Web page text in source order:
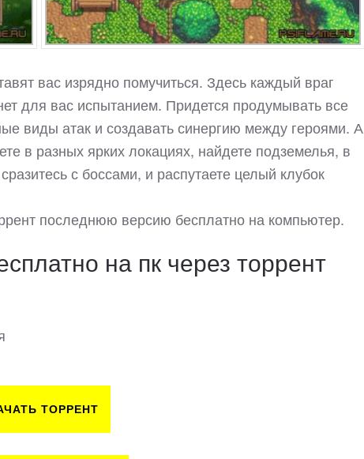
вас изрядно помучиться. Здесь каждый враг
для вас испытанием. Придется продумывать все
виды атак и создавать синергию между героями. А
в разных ярких локациях, найдете подземелья, в
с боссами, и распутаете целый клубок
последнюю версию бесплатно на компьютер.
на пк через торрент
ТОРРЕНТ